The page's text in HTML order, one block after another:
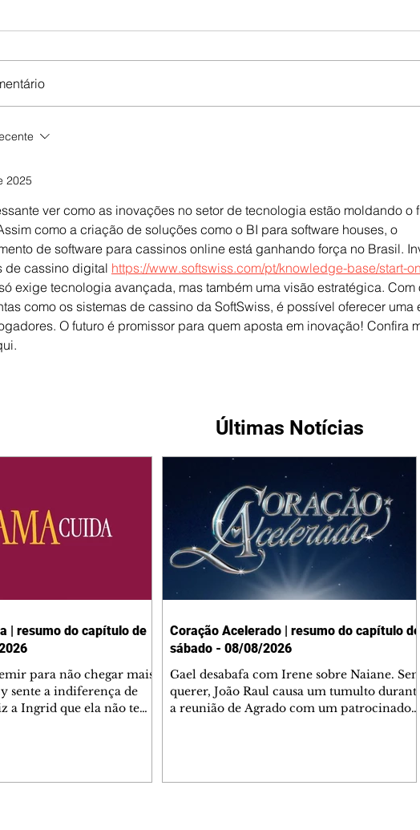
2025
ver como as inovações no setor de tecnologia estão moldando o
como a criação de soluções como o BI para software houses, o
de software para cassinos online está ganhando força no Brasil.
de cassino digital https://www.softswiss.com/pt/knowledge-base/start-
exige tecnologia avançada, mas também uma visão estratégica. Com
como os sistemas de cassino da SoftSwiss, é possível oferecer uma
O futuro é promissor para quem aposta em inovação! Confira
Últimas Notícias
| resumo do capítulo de
para não chegar mais
sente a indiferença de
a Ingrid que ela não tem
Coração Acelerado | resumo do capítulo de
sábado - 08/08/2026
Gael desabafa com Irene sobre Naiane. Sem
querer, João Raul causa um tumulto durante
a reunião de Agrado com um patrocinador.